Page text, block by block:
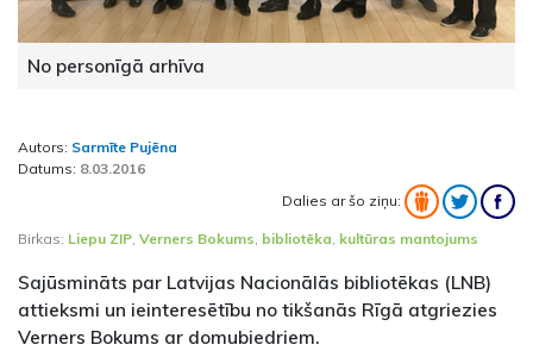
No personīgā arhīva
Autors: Sarmīte Pujēna
Datums: 8.03.2016
Dalies ar šo ziņu:
Birkas: Liepu ZIP, Verners Bokums, bibliotēka, kultūras mantojums
Sajūsmināts par Latvijas Nacionālās bibliotēkas (LNB)
attieksmi un ieinteresētību no tikšanās Rīgā atgriezies
Verners Bokums ar domubiedriem.